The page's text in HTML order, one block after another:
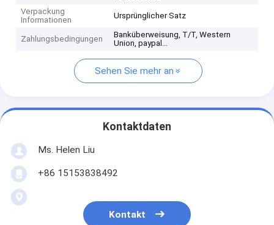
Verpackung
Informationen
Ursprünglicher Satz
Zahlungsbedingungen
Banküberweisung, T/T, Western
Union, paypal…
Sehen Sie mehr an
Kontaktdaten
Ms. Helen Liu
+86 15153838492
Kontakt